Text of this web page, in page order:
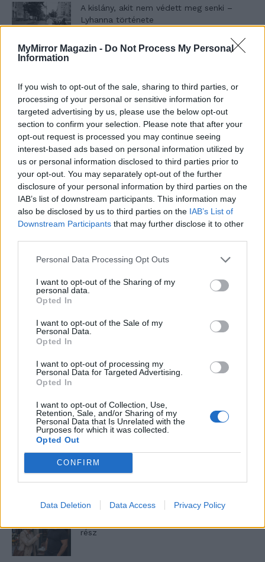
MyMirror Magazin - Do Not Process My Personal
Information
If you wish to opt-out of the sale, sharing to third parties, or
processing of your personal or sensitive information for
targeted advertising by us, please use the below opt-out
section to confirm your selection. Please note that after your
opt-out request is processed you may continue seeing
interest-based ads based on personal information utilized by
us or personal information disclosed to third parties prior to
your opt-out. You may separately opt-out of the further
disclosure of your personal information by third parties on the
IAB’s list of downstream participants. This information may
also be disclosed by us to third parties on the IAB’s List of
Downstream Participants that may further disclose it to other
Personal Data Processing Opt Outs
I want to opt-out of the Sharing of my
personal data.
Opted In
I want to opt-out of the Sale of my
Personal Data.
Opted In
I want to opt-out of processing my
Personal Data for Targeted Advertising.
Opted In
I want to opt-out of Collection, Use,
Retention, Sale, and/or Sharing of my
Personal Data that Is Unrelated with the
Purposes for which it was collected.
Opted Out
CONFIRM
Data Deletion Data Access Privacy Policy
A kislány, akit nem védett meg senki –
Lyhanna története
T. szereti a fiatal lányokat 13. rész
Minka 10. rész
Máltai kaland 7.
a hétköznapokban
Egy ház, amely a tengerre és a fényre
nyílik – Villa...
A családok, akik soha nem hagyták abba
várakozást – Ha egy...
rész